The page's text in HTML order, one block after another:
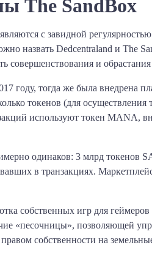
The SandBox
с завидной
назвать Dedcentraland и The
совершенствования и
году, тогда же была внедрена
токенов (для
используют токен MANA,
одинаков: 3 млрд токенов
в транзакциях.
собственных игр для
«песочницы», позволяющей
собственности на